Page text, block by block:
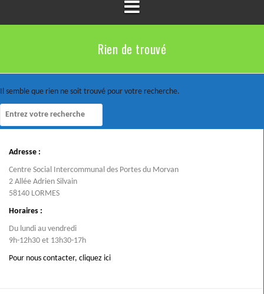
Rien de trouvé
Il semble que rien ne soit trouvé pour votre recherche.
Adresse :
Centre Social Intercommunal des Portes du Morvan
2 Allée Adrien Silvain
58140 LORMES
Horaires :
Du lundi au vendredi
9h-12h30 et 13h30-17h
Pour nous contacter, cliquez ici